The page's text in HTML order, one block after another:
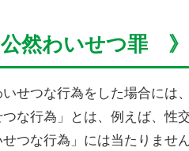
然わいせつ罪 》
せつな行為をした場合には
つな行為」とは、例えば、
つな行為」には当たりません